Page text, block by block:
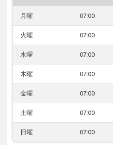
月曜 07:00
火曜 07:00
水曜 07:00
木曜 07:00
金曜 07:00
土曜 07:00
日曜 07:00